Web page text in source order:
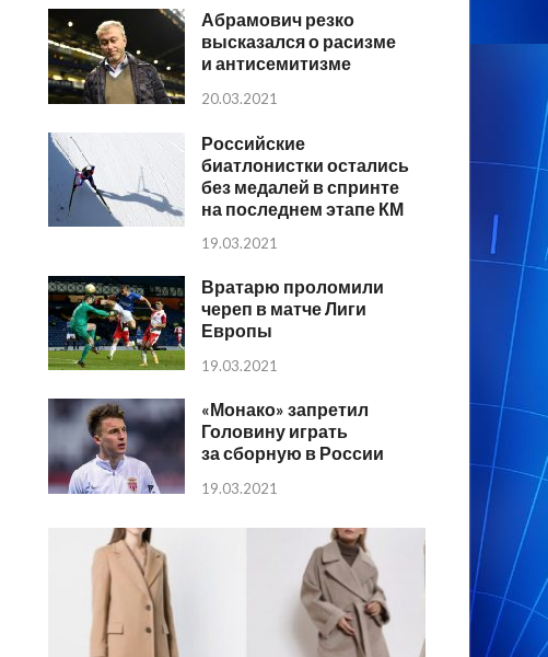
Абрамович резко
высказался о расизме
и антисемитизме
20.03.2021
Российские
биатлонистки остались
без медалей в спринте
на последнем этапе КМ
19.03.2021
Вратарю проломили
череп в матче Лиги
Европы
19.03.2021
«Монако» запретил
Головину играть
за сборную в России
19.03.2021